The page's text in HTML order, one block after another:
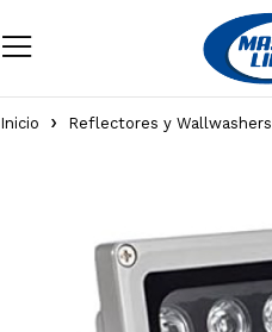
Inicio Reflectores y Wallwashers